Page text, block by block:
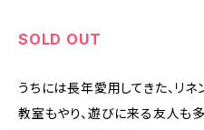
SOLD OUT
うちには長年愛用してきた、リネ
教室もやり、遊びに来る友人も